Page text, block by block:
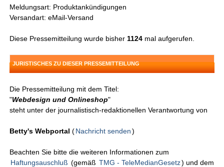
Meldungsart: Produktankündigungen
Versandart: eMail-Versand
Diese Pressemitteilung wurde bisher 1124 mal aufgerufen.
JURISTISCHES ZU DIESER PRESSEMITTEILUNG
Die Pressemitteilung mit dem Titel:
"Webdesign und Onlineshop"
steht unter der journalistisch-redaktionellen Verantwortung von
Betty's Webportal (Nachricht senden )
Beachten Sie bitte die weiteren Informationen zum
Haftungsauschluß (gemäß TMG - TeleMedianGesetz) und dem